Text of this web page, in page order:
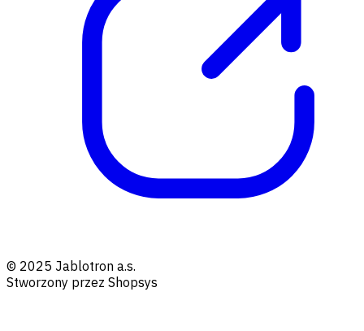
© 2025 Jablotron a.s.
Stworzony przez Shopsys